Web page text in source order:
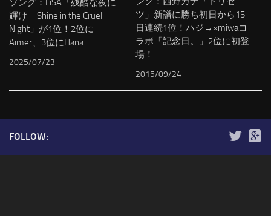
ソング：LiSA「残酷な夜に
輝け – Shine in the Cruel
Night」が1位！2位に
Aimer、3位にHana
2025/07/23
ツ」新譜に勝ち初日から15
日連続1位！ハジ→×miwaコ
ラボ「記念日。」2位に初登
場！
2015/09/24
FOLLOW: